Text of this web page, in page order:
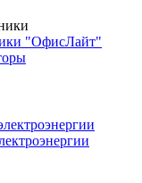
"ОфисЛайт"